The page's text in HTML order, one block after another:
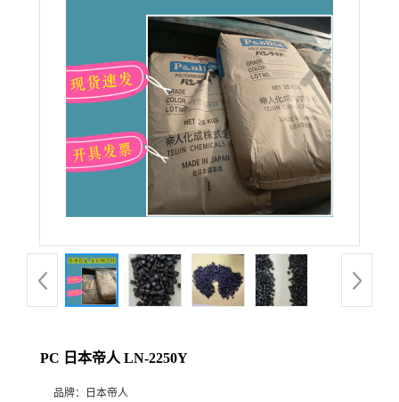
PC 日本帝人 LN-2250Y
品牌：
日本帝人